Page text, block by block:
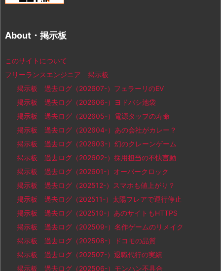
About・掲示板
このサイトについて
フリーランスエンジニア 掲示板
掲示板 過去ログ（202607-）フェラーリのEV
掲示板 過去ログ（202606-）ヨドバシ池袋
掲示板 過去ログ（202605-）電源タップの寿命
掲示板 過去ログ（202604-）あの会社がカレー？
掲示板 過去ログ（202603-）幻のクレーンゲーム
掲示板 過去ログ（202602-）採用担当の不快言動
掲示板 過去ログ（202601-）オーバークロック
掲示板 過去ログ（202512-）スマホも値上がり？
掲示板 過去ログ（202511-）太陽フレアで運行停止
掲示板 過去ログ（202510-）あのサイトもHTTPS
掲示板 過去ログ（202509-）名作ゲームのリメイク
掲示板 過去ログ（202508-）ドコモの品質
掲示板 過去ログ（202507-）退職代行の実績
掲示板 過去ログ（202506-）モンハン不具合